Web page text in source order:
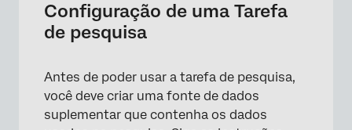
Configuração de uma Tarefa
de pesquisa
Antes de poder usar a tarefa de pesquisa,
você deve criar uma fonte de dados
suplementar que contenha os dados